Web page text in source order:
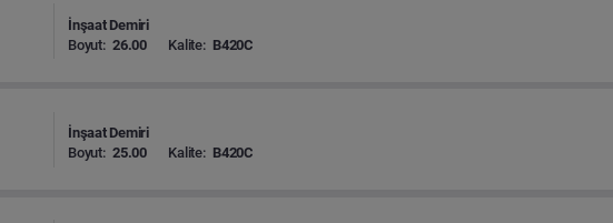
İnşaat Demiri
Boyut: 26.00 Kalite: B420C
İnşaat Demiri
Boyut: 25.00 Kalite: B420C